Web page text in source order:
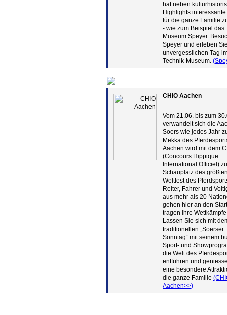
hat neben
Highlights
für die ganze Familie
- wie zum Beispiel das
Museum Speyer.
Speyer und erleben
unvergesslichen Tag
Technik-Museum.
CHIO Aachen
Vom 21.06. bis zum
verwandelt sich die
Soers wie jedes Jahr
Mekka des
Aachen wird mit dem
(Concours Hippique
International Officiel)
Schauplatz des
Weltfest des
Reiter, Fahrer und
aus mehr als 20
gehen hier an den
tragen ihre
Lassen Sie sich mit
traditionellen „Soerser
Sonntag“ mit seinem
Sport- und
die Welt des
entführen und
eine besondere
die ganze Familie
Aachen>>)